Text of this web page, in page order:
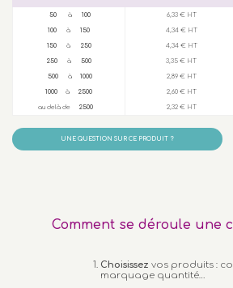
50à 100 6,33 € HT
100 à 150 4,34 € HT
150à 250 4,34 € HT
250 à 500 3,35 € HT
500à 1000 2,89 € HT
1000 à 2500 2,60 € HT
au delà de 2500 2,32 € HT
UNE QUESTION SUR CE PRODUIT ?
Comment se déroule une
Choisissez vos produits :
marquage quantité…